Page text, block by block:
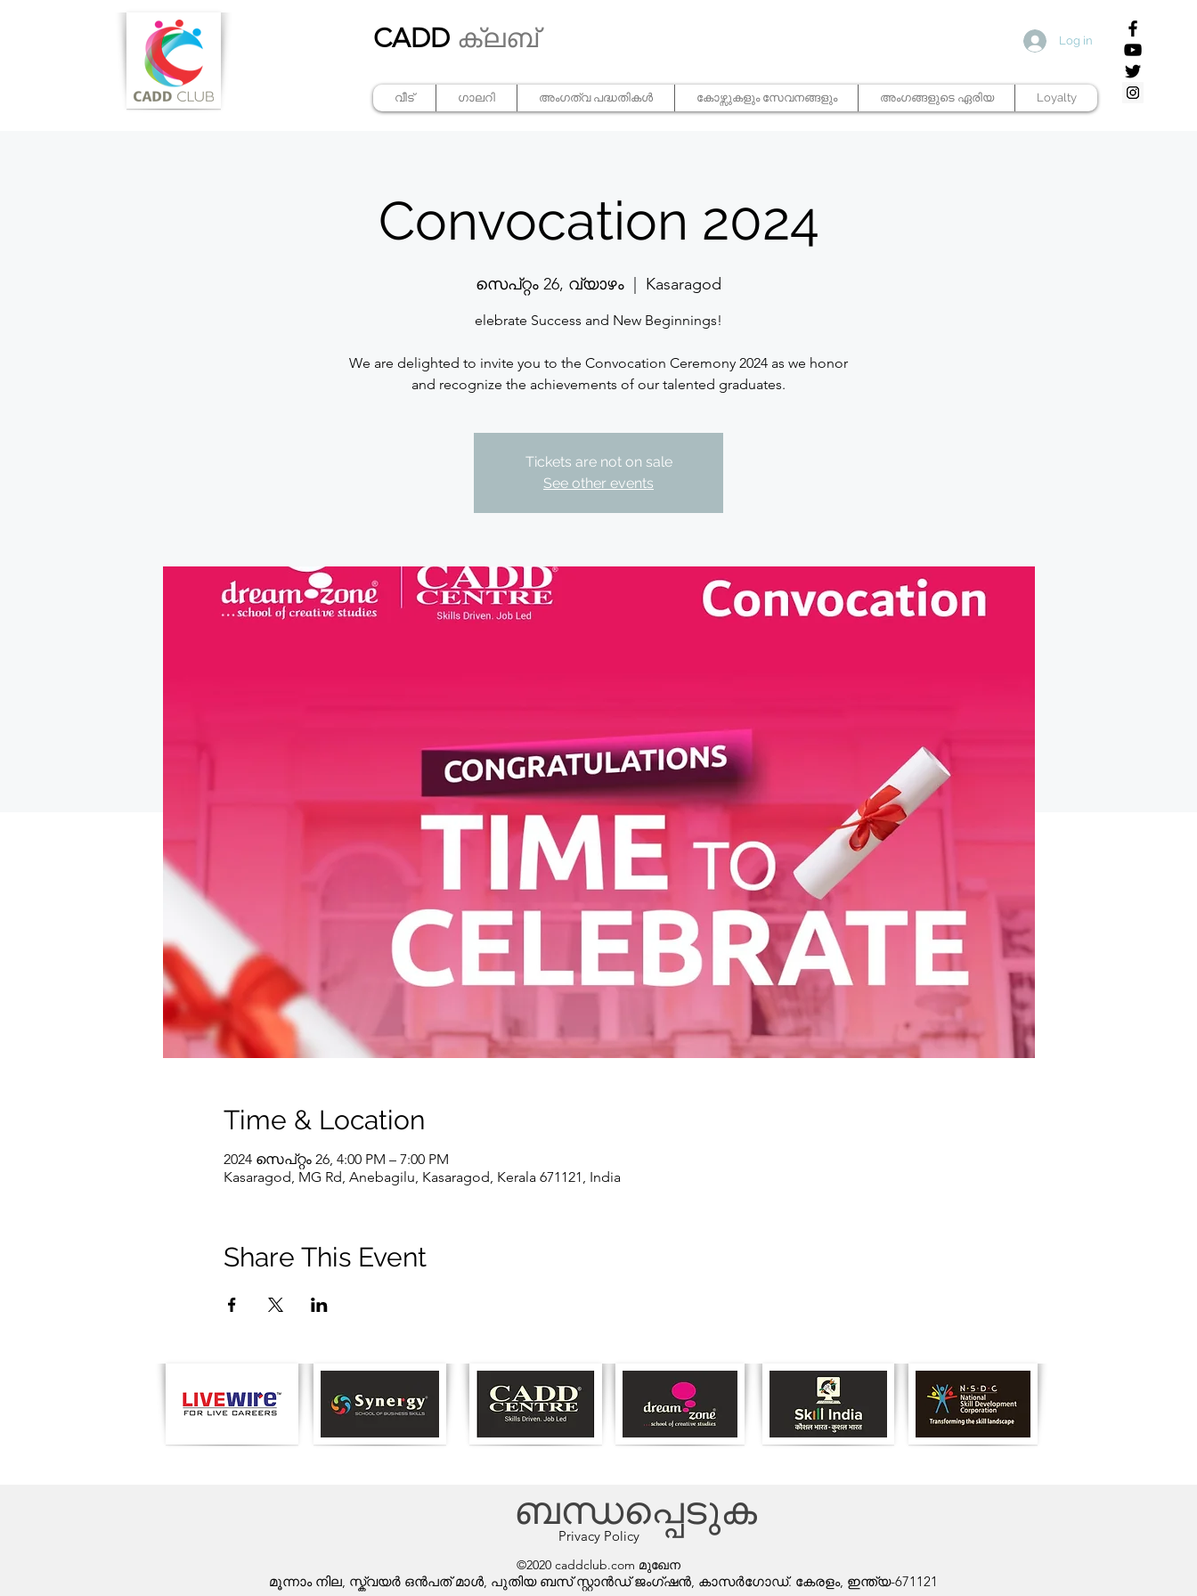
CADD ക്ലബ് Log in
വീട് ഗാലറി അംഗത്വ പദ്ധതികൾ കോഴ്സുകളും സേവനങ്ങളും അംഗങ്ങളുടെ ഏരിയ Loyalty
Convocation 2024
സെപ്റ്റം 26, വ്യാഴം Kasaragod
elebrate Success and New Beginnings!
We are delighted to invite you to the Convocation Ceremony 2024 as we honor
Tickets are not on sale
See other events
Time & Location
2024 സെപ്റ്റം 26, 4:00 PM – 7:00 PM
Kasaragod, MG Rd, Anebagilu, Kasaragod, Kerala 671121, India
Share This Event
Privacy Policy
©2020 caddclub.com മുഖേന
മൂന്നാം നില, സ്ക്വയർ ഒൻപത് മാൾ, പുതിയ ബസ് സ്റ്റാൻഡ് ജംഗ്ഷൻ, കാസർഗോഡ്. കേരളം, ഇന്ത്യ-671121
ബന്ധപ്പെടുക